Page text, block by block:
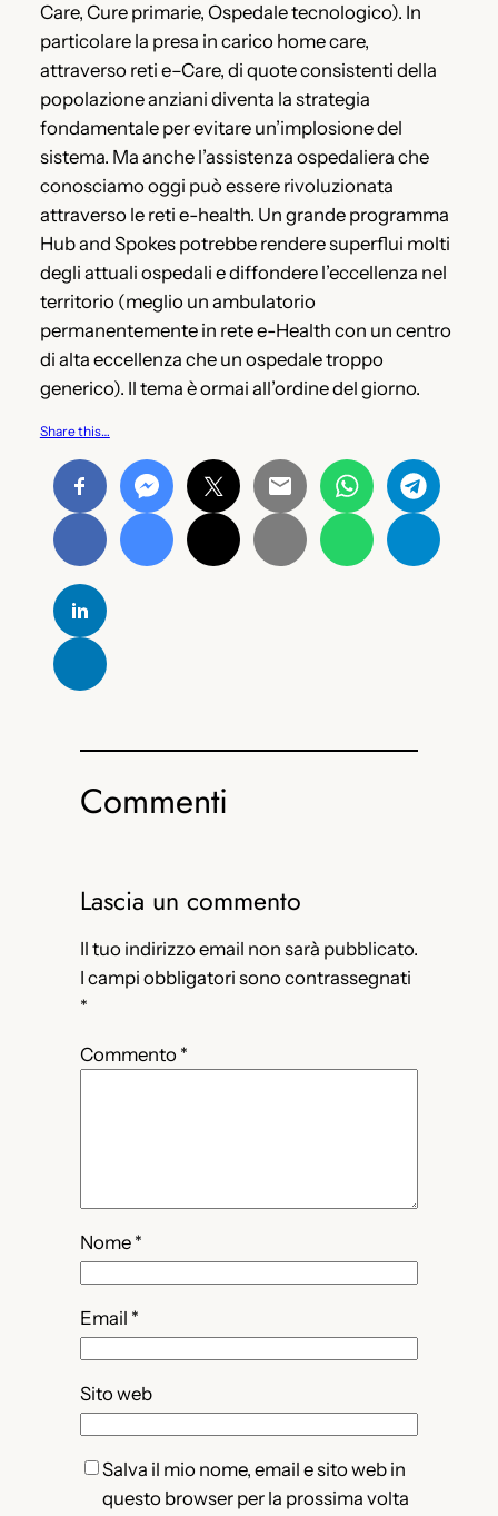
Care, Cure primarie, Ospedale tecnologico). In
particolare la presa in carico home care,
attraverso reti e–Care, di quote consistenti della
popolazione anziani diventa la strategia
fondamentale per evitare un’implosione del
sistema. Ma anche l’assistenza ospedaliera che
conosciamo oggi può essere rivoluzionata
attraverso le reti e-health. Un grande programma
Hub and Spokes potrebbe rendere superflui molti
degli attuali ospedali e diffondere l’eccellenza nel
territorio (meglio un ambulatorio
permanentemente in rete e-Health con un centro
di alta eccellenza che un ospedale troppo
generico). Il tema è ormai all’ordine del giorno.
Share this…
Commenti
Lascia un commento
Il tuo indirizzo email non sarà pubblicato.
I campi obbligatori sono contrassegnati
*
Commento *
Nome *
Email *
Sito web
Salva il mio nome, email e sito web in
questo browser per la prossima volta